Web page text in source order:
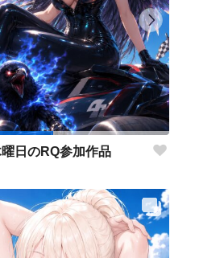
日のRQ参加作品